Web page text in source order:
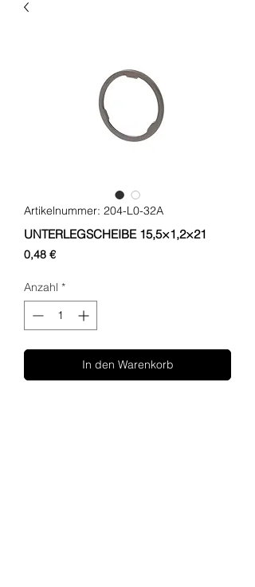
Artikelnummer: 204-L0-32A
UNTERLEGSCHEIBE 15,5×1,2×21
0,48 €Preis
Anzahl *
In den Warenkorb